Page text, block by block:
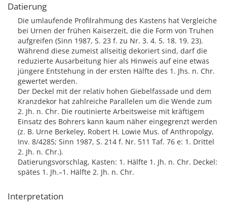
Datierung
Die umlaufende Profilrahmung des Kastens hat Vergleiche
bei Urnen der frühen Kaiserzeit, die die Form von Truhen
aufgreifen (Sinn 1987, S. 23 f. zu Nr. 3. 4. 5. 18. 19. 23).
Während diese zumeist allseitig dekoriert sind, darf die
reduzierte Ausarbeitung hier als Hinweis auf eine etwas
jüngere Entstehung in der ersten Hälfte des 1. Jhs. n. Chr.
gewertet werden.
Der Deckel mit der relativ hohen Giebelfassade und dem
Kranzdekor hat zahlreiche Parallelen um die Wende zum
2. Jh. n. Chr. Die routinierte Arbeitsweise mit kräftigem
Einsatz des Bohrers kann kaum näher eingegrenzt werden
(z. B. Urne Berkeley, Robert H. Lowie Mus. of Anthropolgy,
Inv. 8/4285; Sinn 1987, S. 214 f. Nr. 511 Taf. 76 e: 1. Drittel
2. Jh. n. Chr.).
Datierungsvorschlag, Kasten: 1. Hälfte 1. Jh. n. Chr. Deckel:
spätes 1. Jh.–1. Hälfte 2. Jh. n. Chr.
Interpretation